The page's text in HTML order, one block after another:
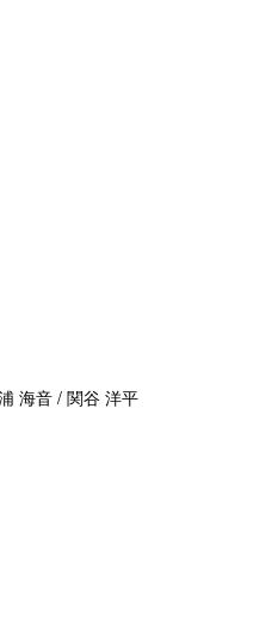
海音 / 関谷 洋平